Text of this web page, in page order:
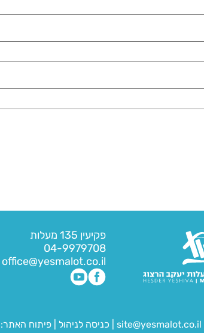
פקיעין 135 מעלות
04-9979708
office@yesmalot.co.il
site@yesmalot.co.il כניסה לניהול פיתוח האתר: